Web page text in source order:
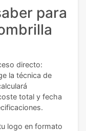
para
directo:
la técnica de
total y fecha
logo en formato